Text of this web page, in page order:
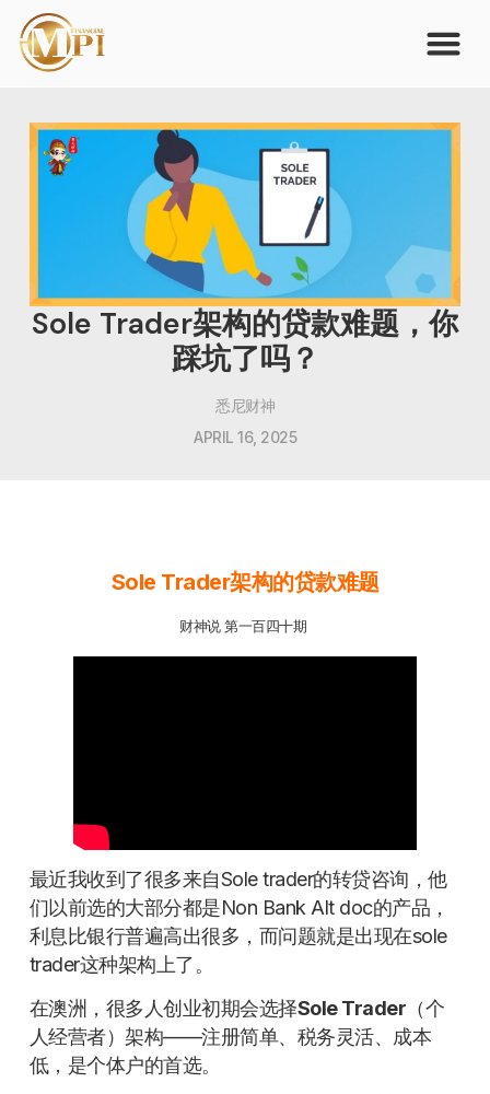
Sole Trader架构的贷款难题，你
踩坑了吗？
悉尼财神
APRIL 16, 2025
Sole Trader架构的贷款难题
财神说 第一百四十期
最近我收到了很多来自Sole trader的转贷咨询，他
们以前选的大部分都是Non Bank Alt doc的产品，
利息比银行普遍高出很多，而问题就是出现在sole
trader这种架构上了。
在澳洲，很多人创业初期会选择Sole Trader （个
人经营者）架构——注册简单、税务灵活、成本
低，是个体户的首选。